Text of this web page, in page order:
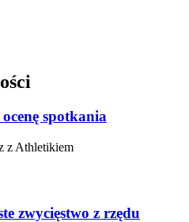
spotkania
z Athletikiem
zwycięstwo z rzędu